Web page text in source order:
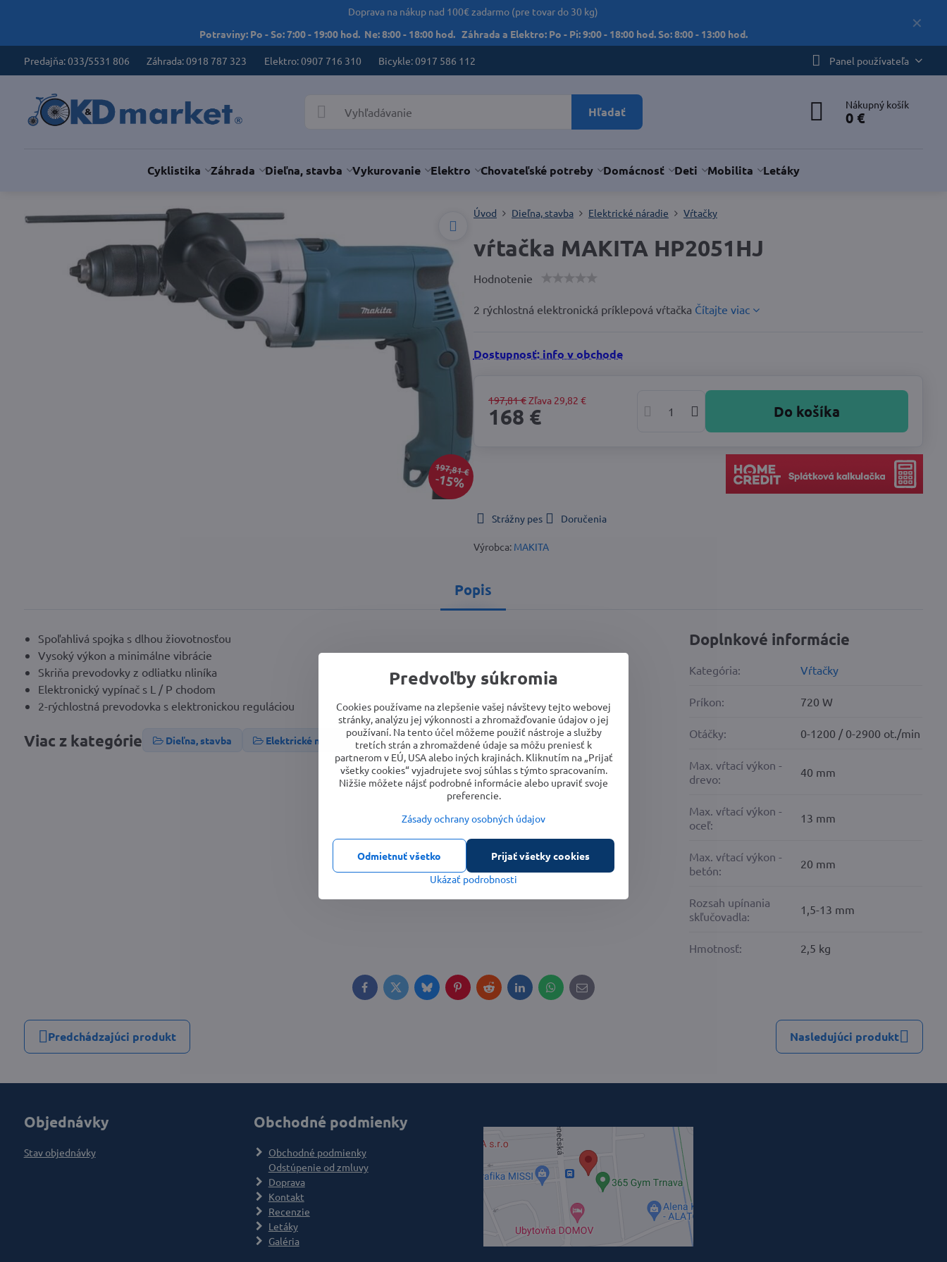
✕
Doprava na nákup nad 100€ zadarmo (pre tovar do 30 kg)
Potraviny: Po - So: 7:00 - 19:00 hod. Ne: 8:00 - 18:00 hod. Záhrada a Elektro: Po - Pi: 9:00 - 18:00 hod. So: 8:00 - 13:00 hod.
Predajňa: 033/5531 806 Záhrada: 0918 787 323 Elektro: 0907 716 310 Bicykle: 0917 586 112 Panel používateľa
Hľadať Nákupný košík
0 €
Cyklistika Záhrada Dieľna, stavba Vykurovanie Elektro Chovateľské potreby Domácnosť Deti Mobilita Letáky
197,81 €
15%
Úvod Dieľna, stavba Elektrické náradie Vŕtačky
vŕtačka MAKITA HP2051HJ
Hodnotenie
2 rýchlostná elektronická príklepová vŕtačka Čítajte viac
Dostupnosť: info v obchode
197,81 €Zľava 29,82 €
168 € Do košíka
Strážny pes Doručenia
Výrobca: MAKITA
Popis
Spoľahlivá spojka s dlhou žiovotnosťou
Vysoký výkon a minimálne vibrácie
Skriňa prevodovky z odliatku nliníka
Elektronický vypínač s L / P chodom
2-rýchlostná prevodovka s elektronickou reguláciou
Viac z kategórie Dieľna, stavba Elektrické náradie Vŕtačky Vŕtačky s príklepom
Doplnkové informácie
Kategória: Vŕtačky
Príkon: 720 W
Otáčky: 0-1200 / 0-2900 ot./min
Max. vŕtací výkon -
drevo:
40 mm
Max. vŕtací výkon -
oceľ:
13 mm
Max. vŕtací výkon -
betón:
20 mm
Rozsah upínania
skľučovadla:
1,5-13 mm
Hmotnosť: 2,5 kg
FacebookTwitterBlueskyPinterestRedditLinkedInWhatsApp
E-
mail
Predchádzajúci produkt Nasledujúci produkt
Objednávky
Stav objednávky
Obchodné podmienky
Obchodné podmienky
Odstúpenie od zmluvy
Doprava
Kontakt
Recenzie
Letáky
Galéria
Predvoľby súkromia
Cookies používame na zlepšenie vašej návštevy tejto webovej
stránky, analýzu jej výkonnosti a zhromažďovanie údajov o jej
používaní. Na tento účel môžeme použiť nástroje a služby
tretích strán a zhromaždené údaje sa môžu preniesť k
partnerom v EÚ, USA alebo iných krajinách. Kliknutím na „Prijať
všetky cookies“ vyjadrujete svoj súhlas s týmto spracovaním.
Nižšie môžete nájsť podrobné informácie alebo upraviť svoje
preferencie.
Zásady ochrany osobných údajov
Ukázať podrobnosti
Prijať všetky cookies
Odmietnuť všetko